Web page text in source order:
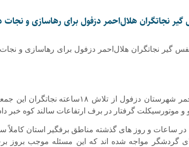
گیر نجاتگران هلال‌احمر دزفول برای رهاسازی و نجات
نفس گیر نجاتگران هلال‌احمر دزفول برای رهاسازی و
🔹رئیس جمعیت هلال‌احمر شهرستان دزفول از تلاش ۱۸ساعته نجاتگران
ساعات و روز های گذشته مناطق برفگیر استان کاملاً
گردشگر مواجه شده اند که این مسئله موجب بروز